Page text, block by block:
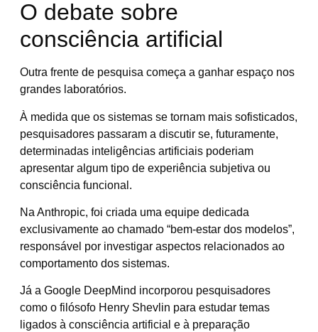
O debate sobre
consciência artificial
Outra frente de pesquisa começa a ganhar espaço nos
grandes laboratórios.
À medida que os sistemas se tornam mais sofisticados,
pesquisadores passaram a discutir se, futuramente,
determinadas inteligências artificiais poderiam
apresentar algum tipo de experiência subjetiva ou
consciência funcional.
Na Anthropic, foi criada uma equipe dedicada
exclusivamente ao chamado “bem-estar dos modelos”,
responsável por investigar aspectos relacionados ao
comportamento dos sistemas.
Já a Google DeepMind incorporou pesquisadores
como o filósofo Henry Shevlin para estudar temas
ligados à consciência artificial e à preparação